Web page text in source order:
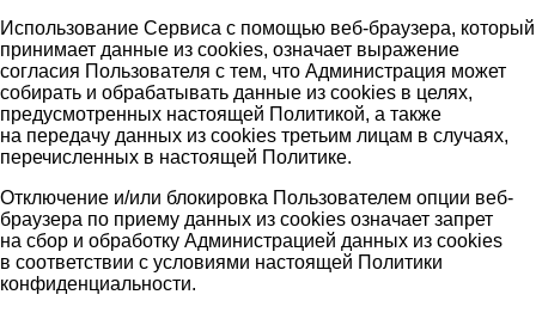
Использование Сервиса с помощью веб-браузера, который
принимает данные из cookies, означает выражение
согласия Пользователя с тем, что Администрация может
собирать и обрабатывать данные из cookies в целях,
предусмотренных настоящей Политикой, а также
на передачу данных из cookies третьим лицам в случаях,
перечисленных в настоящей Политике.
Отключение и/или блокировка Пользователем опции веб-
браузера по приему данных из cookies означает запрет
на сбор и обработку Администрацией данных из cookies
в соответствии с условиями настоящей Политики
конфиденциальности.